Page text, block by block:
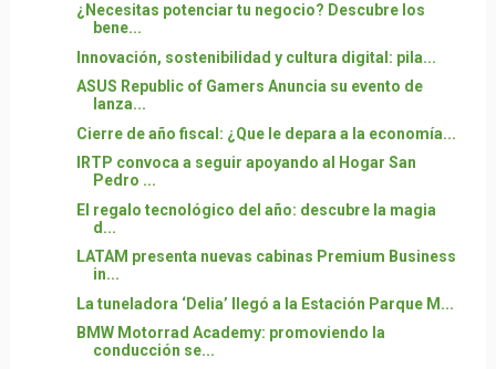
¿Necesitas potenciar tu negocio? Descubre los
bene...
Innovación, sostenibilidad y cultura digital: pila...
ASUS Republic of Gamers Anuncia su evento de
lanza...
Cierre de año fiscal: ¿Que le depara a la economía...
IRTP convoca a seguir apoyando al Hogar San
Pedro ...
El regalo tecnológico del año: descubre la magia
d...
LATAM presenta nuevas cabinas Premium Business
in...
La tuneladora ‘Delia’ llegó a la Estación Parque M...
BMW Motorrad Academy: promoviendo la
conducción se...